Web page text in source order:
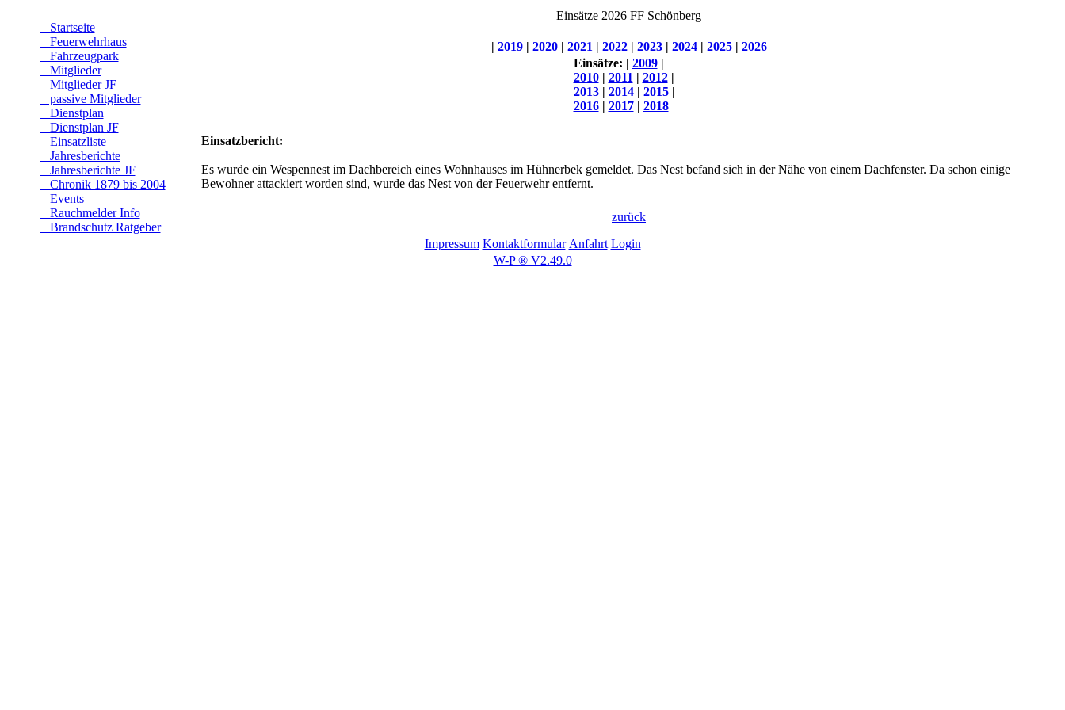
Startseite
Feuerwehrhaus
Fahrzeugpark
Mitglieder
Mitglieder JF
passive Mitglieder
Dienstplan
Dienstplan JF
Einsatzliste
Jahresberichte
Jahresberichte JF
Chronik 1879 bis 2004
Events
Rauchmelder Info
Brandschutz Ratgeber
Einsätze 2026 FF Schönberg
| 2019| 2020| 2021 | 2022| 2023| 2024| 2025| 2026
Einsätze: | 2009|
2010| 2011 | 2012|
2013| 2014| 2015|
2016| 2017| 2018
Einsatzbericht:
Es wurde ein Wespennest im Dachbereich eines Wohnhauses im Hühnerbek gemeldet. Das Nest befand sich in der Nähe von einem Dachfenster. Da schon einige
Bewohner attackiert worden sind, wurde das Nest von der Feuerwehr entfernt.
zurück
Impressum Kontaktformular Anfahrt Login
W-P ® V2.49.0